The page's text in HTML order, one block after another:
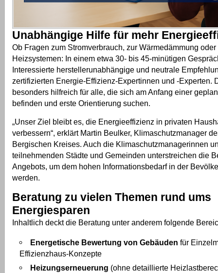
Unabhängige Hilfe für mehr
Ob Fragen zum Stromverbrauch, zur Wärmedämmung
Heizsystemen: In einem etwa 30- bis 45-minütigen
Interessierte herstellerunabhängige und neutrale
zertifizierten Energie-Effizienz-Expertinnen und -Experten.
besonders hilfreich für alle, die sich am Anfang einer
befinden und erste Orientierung suchen.
„Unser Ziel bleibt es, die Energieeffizienz in privaten
verbessern“, erklärt Martin Beulker, Klimaschutzmanager
Bergischen Kreises. Auch die Klimaschutzmanagerinnen
teilnehmenden Städte und Gemeinden unterstreichen die
Angebots, um dem hohen Informationsbedarf in der
werden.
Beratung zu vielen Themen rund ums
Energiesparen
Inhaltlich deckt die Beratung unter anderem folgende
Energetische Bewertung von Gebäuden für
Effizienzhaus-Konzepte
Heizungserneuerung (ohne detaillierte